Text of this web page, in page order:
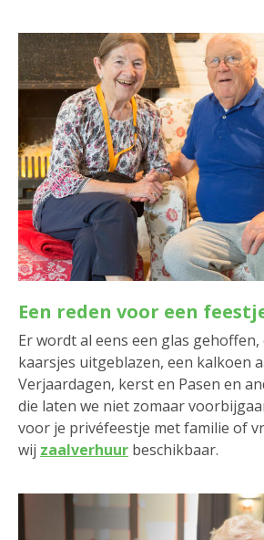
Een reden voor een
Er wordt al eens een glas
kaarsjes uitgeblazen, een kalkoen
Verjaardagen, kerst en Pasen en
die laten we niet zomaar
voor je privéfeestje met familie of
wij zaalverhuur beschikbaar.